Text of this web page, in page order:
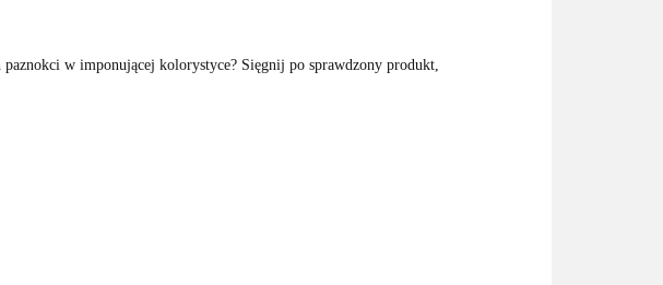
paznokci w imponującej kolorystyce? Sięgnij po sprawdzony produkt,